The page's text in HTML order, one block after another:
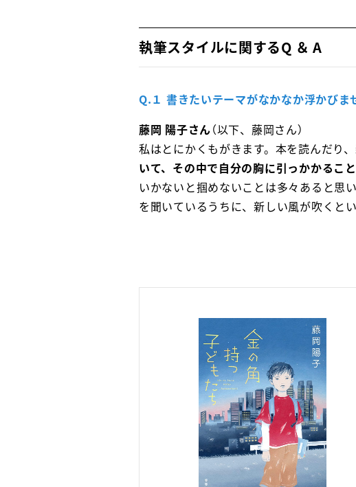
執筆スタイルに関するQ ＆ A
Q.１ 書きたいテーマがなかなか浮かびま
藤岡 陽子さん（以下、藤岡さん）
私はとにかくもがきます。本を読んだり
いて、その中で自分の胸に引っかかるこ
いかないと掴めないことは多々あると思
を聞いているうちに、新しい風が吹くと